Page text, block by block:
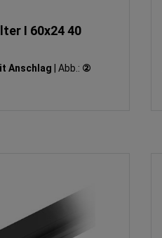
I 60x24 40
Anschlag Abb.: ②